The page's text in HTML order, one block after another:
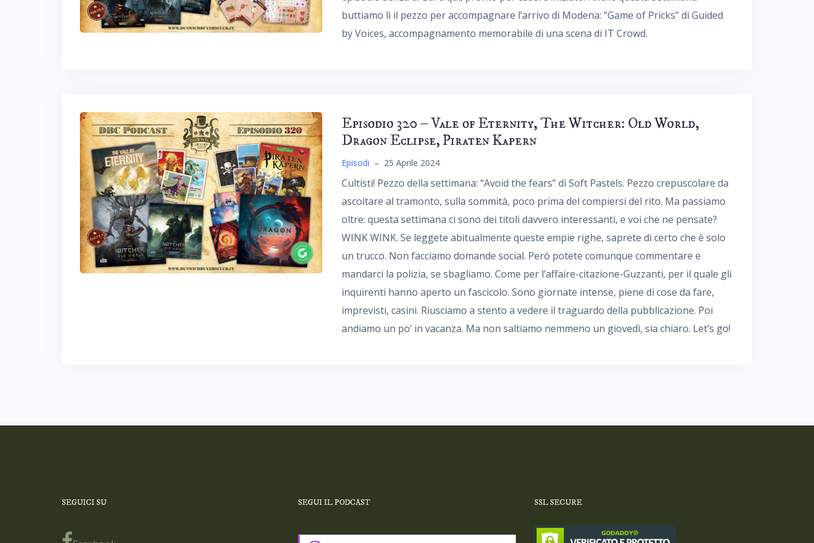
buttiamo lì il pezzo per accompagnare l’arrivo di Modena: “Game of Pricks” di Guided
by Voices, accompagnamento memorabile di una scena di IT Crowd.
Episodio 320 – Vale of Eternity, The Witcher: Old World,
Dragon Eclipse, Piraten Kapern
Episodi – 25 Aprile 2024
Cultisti! Pezzo della settimana: “Avoid the fears” di Soft Pastels. Pezzo crepuscolare da
ascoltare al tramonto, sulla sommità, poco prima del compiersi del rito. Ma passiamo
oltre: questa settimana ci sono dei titoli davvero interessanti, e voi che ne pensate?
WINK WINK. Se leggete abitualmente queste empie righe, saprete di certo che è solo
un trucco. Non facciamo domande social. Però potete comunque commentare e
mandarci la polizia, se sbagliamo. Come per l’affaire-citazione-Guzzanti, per il quale gli
inquirenti hanno aperto un fascicolo. Sono giornate intense, piene di cose da fare,
imprevisti, casini. Riusciamo a stento a vedere il traguardo della pubblicazione. Poi
andiamo un po’ in vacanza. Ma non saltiamo nemmeno un giovedì, sia chiaro. Let’s go!
SEGUICI SU SEGUI IL PODCAST SSL SECURE